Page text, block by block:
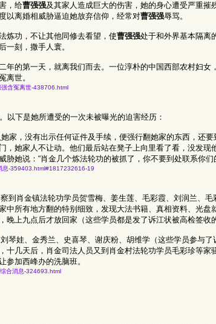
，给曹强强及其家人造成巨大的伤害，她的身心遭受严重摧
以离婚相威胁逼迫她放弃信仰，经常对曹强强辱骂。
炼功，不让其他同修去看望，使曹强强处于和外界基本隔离
一刻，撒手人寰。
的第一天，就离我们而去。一位淳朴的中国西部农村妇女
离世。
含冤离世-438706.html
以下是她所遭受的一次未被曝光的迫害经历：
家，没有出示任何证件及手续，便强行翻她家的东西，还
她家人不让动。他们最后站在凳子上向里看了看，没发现
她说：“肖金几个炼法轮功的被抓了，你不要到处联系你们
息-359403.html#1817232616-19
到肖金镇法轮功学员贺雪梅、姜生莲、毛彩霞、刘润兰、毛
所有地方翻的特别细致，发现大法书籍、真相资料、光盘
上九点后才放回家（这些学员都是发了诉江状被高检签收
琴娃、金秀兰、史喜琴、谢庆粉、胡维学（这些学员参与
几天后，肖金司法人员又到肖金村法轮功学员毛彩珍等家
参加西峰办的洗脑班。
合消息-324693.html